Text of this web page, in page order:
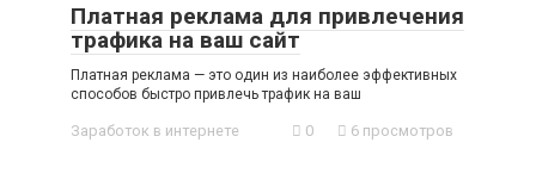
Платная реклама для привлечения
трафика на ваш сайт
Платная реклама — это один из наиболее эффективных
способов быстро привлечь трафик на ваш
Заработок в интернете 0 6 просмотров